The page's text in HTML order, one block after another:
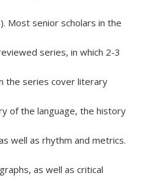
Most senior scholars in the
series, in which 2-3
the series cover literary
of the language, the history
well as rhythm and metrics.
as well as critical